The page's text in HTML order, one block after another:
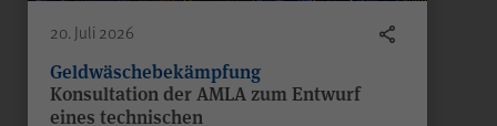
20. Juli 2026
Geldwäschebekämpfung
Konsultation der AMLA zum Entwurf
eines technischen
Speichern und Wiederherstellen
einer genauen Scroll-Position